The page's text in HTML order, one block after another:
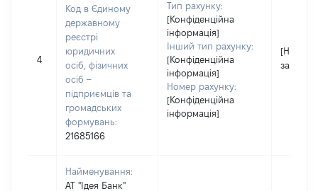
4
Код в Єдиному
державному
реєстрі
юридичних
осіб, фізичних
осіб –
підприємців та
громадських
формувань:
21685166
Тип рахунку:
[Конфіденційна
інформація]
Інший тип рахунку:
[Конфіденційна
інформація]
Номер рахунку:
[Конфіденційна
інформація]
[Не
Найменування:
АТ "Ідея Банк"